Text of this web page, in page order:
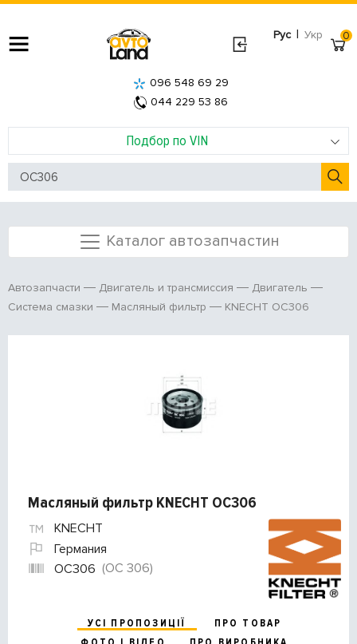
Рус | Укр
Подбор по VIN
096 548 69 29
044 229 53 86
0
Каталог автозапчастин
Автозапчасти Двигатель и трансмиссия
Двигатель
Система смазки
Масляный фильтр KNECHT OC306
Масляный фильтр KNECHT OC306
KNECHT
Германия
OC306 (OC 306)
УСІ ПРОПОЗИЦІЇ
ПРО ТОВАР